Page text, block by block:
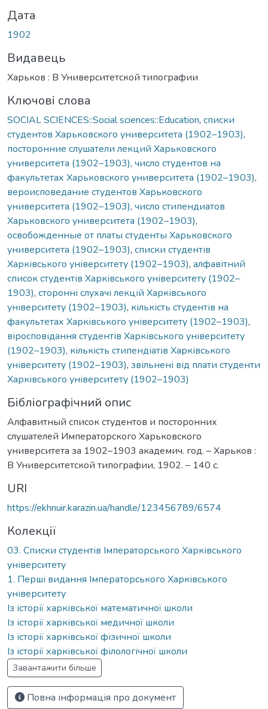
Дата
1902
Видавець
Харьков : В Университетской типографии
Ключові слова
SOCIAL SCIENCES::Social sciences::Education, списки
студентов Харьковского университета (1902–1903),
посторонние слушатели лекций Харьковского
университета (1902–1903), число студентов на
факультетах Харьковского университета (1902–1903),
вероисповедание студентов Харьковского
университета (1902–1903), число стипендиатов
Харьковского университета (1902–1903),
освобожденные от платы студенты Харьковского
университета (1902–1903), списки студентів
Харківського університету (1902–1903), алфавітний
список студентів Харківського університету (1902–
1903), сторонні слухачі лекцій Харківського
університету (1902–1903), кількість студентів на
факультетах Харківського університету (1902–1903),
віросповідання студентів Харківського університету
(1902–1903), кількість стипендіатів Харківського
університету (1902–1903), звільнені від плати студенти
Харківського університету (1902–1903)
Бібліографічний опис
Алфавитный список студентов и посторонних
слушателей Императорского Харьковского
университета за 1902–1903 академич. год. – Харьков :
В Университетской типографии, 1902. – 140 с.
URI
https://ekhnuir.karazin.ua/handle/123456789/6574
Колекції
03. Списки студентів Імператорського Харківського
університету
1. Перші видання Імператорського Харківського
університету
Із історії харківської математичної школи
Із історії харківської медичної школи
Із історії харківської фізичної школи
Із історії харківської філологічної школи
Завантажити більше
Повна інформація про документ